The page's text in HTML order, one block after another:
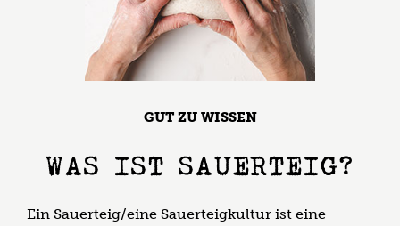
GUT ZU WISSEN
WAS IST SAUERTEIG?
Ein Sauerteig/eine Sauerteigkultur ist eine